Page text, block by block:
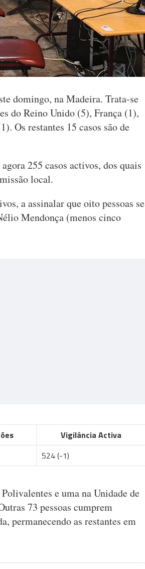
domingo, na Madeira. Trata-se
do Reino Unido (5), França (1),
Os restantes 15 casos são de
255 casos activos, dos quais
local.
a assinalar que oito pessoas se
Mendonça (menos cinco
Vigilância Activa
524 (-1)
e uma na Unidade de
73 pessoas cumprem
permanecendo as restantes em